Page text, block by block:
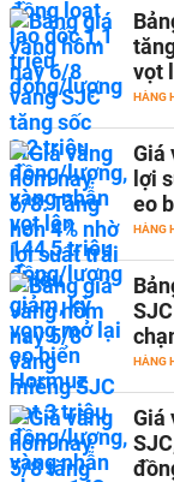
vọt
HÀNG
Giá
lợi
eo
HÀNG
HÀNG
Giá